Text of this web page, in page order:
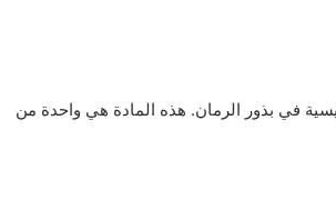
في بذور الرمان. هذه المادة هي واحدة من